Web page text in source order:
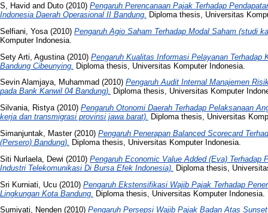
S, Havid and Duto (2010) Pengaruh Perencanaan Pajak Terhadap
Indonesia Daerah Operasional II Bandung.
Diploma thesis, Universitas
Selfiani, Yosa (2010) Pengaruh Agio Saham Terhadap Modal Saham (studi
Komputer Indonesia.
Sety Arti, Agustina (2010) Pengaruh Kualitas Informasi Pelayanan
Bandung Cibeunying. Diploma thesis, Universitas Komputer Indonesia.
Sevin Alamjaya, Muhammad (2010) Pengaruh Audit Internal Manajemen
pada Bank Kanwil 04 Bandung). Diploma thesis, Universitas Komputer
Silvania, Ristya(2010) Pengaruh Otonomi Daerah Terhadap Pelaksanaan
kerja dan transmigrasi provinsi jawa barat). Diploma thesis, Universitas
Simanjuntak, Master(2010) Pengaruh Penerapan Balanced Scorecard
(Persero) Bandung).
Diploma thesis, Universitas Komputer Indonesia.
Siti Nurlaela, Dewi (2010) Pengaruh Economic Value Added (Eva) Terhadap
Industri Telekomunikasi Di Bursa Efek Indonesia). Diploma thesis,
Sri Kurniati, Ucu (2010) Pengaruh Ekstensifikasi Wajib Pajak Terhadap
Lingkungan Kota Bandung. Diploma thesis, Universitas Komputer Indonesia.
Sumiyati, Nenden (2010) Pengaruh Persepsi Wajib Pajak Badan Atas